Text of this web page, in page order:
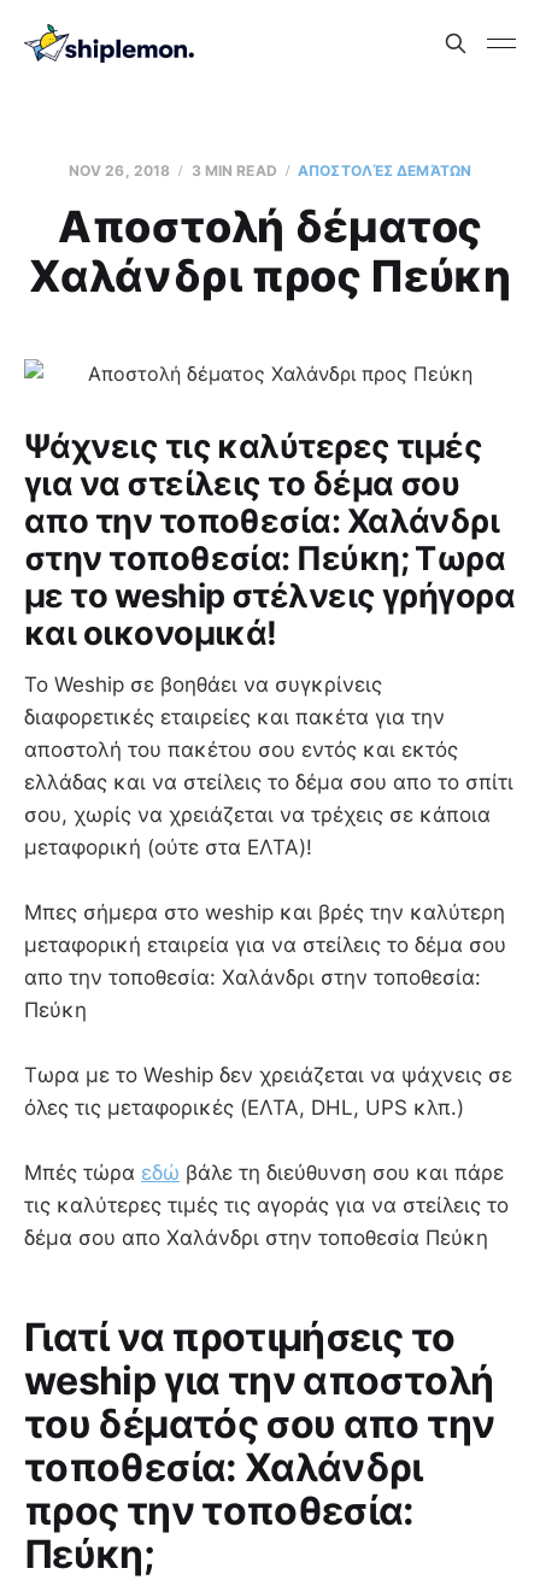
NOV 26, 2018 3 MIN READ AΠΟΣΤΟΛΈΣ ΔΕΜΆΤΩΝ
Aποστολή δέματος
Χαλάνδρι προς Πεύκη
Ψάχνεις τις καλύτερες τιμές
για να στείλεις το δέμα σου
απο την τοποθεσία: Χαλάνδρι
στην τοποθεσία: Πεύκη; Τωρα
με το weship στέλνεις γρήγορα
και οικονομικά!
Το Weship σε βοηθάει να συγκρίνεις
διαφορετικές εταιρείες και πακέτα για την
αποστολή του πακέτου σου εντός και εκτός
ελλάδας και να στείλεις το δέμα σου απο το σπίτι
σου, χωρίς να χρειάζεται να τρέχεις σε κάποια
μεταφορική (ούτε στα ΕΛΤΑ)!
Mπες σήμερα στο weship και βρές την καλύτερη
μεταφορική εταιρεία για να στείλεις το δέμα σου
απο την τοποθεσία: Χαλάνδρι στην τοποθεσία:
Πεύκη
Τωρα με το Weship δεν χρειάζεται να ψάχνεις σε
όλες τις μεταφορικές (ΕΛΤΑ, DHL, UPS κλπ.)
Μπές τώρα εδώ βάλε τη διεύθυνση σου και πάρε
τις καλύτερες τιμές τις αγοράς για να στείλεις το
δέμα σου απο Χαλάνδρι στην τοποθεσία Πεύκη
Γιατί να προτιμήσεις το
weship για την αποστολή
του δέματός σου απο την
τοποθεσία: Χαλάνδρι
προς την τοποθεσία:
Πεύκη;